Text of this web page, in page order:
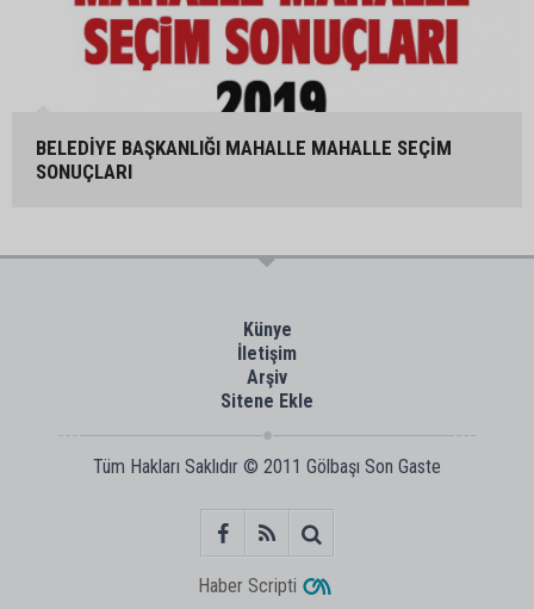
BELEDİYE BAŞKANLIĞI MAHALLE MAHALLE SEÇİM
SONUÇLARI
Künye
İletişim
Arşiv
Sitene Ekle
Tüm Hakları Saklıdır © 2011 Gölbaşı Son Gaste
Haber Scripti